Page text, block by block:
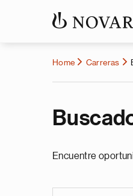
Home Carreras
Encuentre